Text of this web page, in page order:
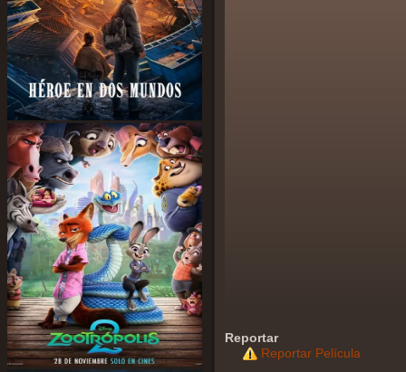
Reportar
Reportar Película